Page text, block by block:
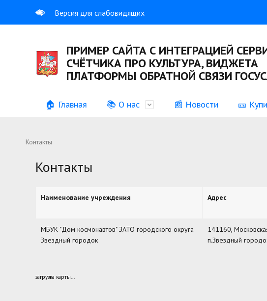
Версия для слабовидящих
ПРИМЕР САЙТА С ИНТЕГРАЦИЕЙ
СЧЁТЧИКА ПРО КУЛЬТУРА, ВИДЖЕТА
ПЛАТФОРМЫ ОБРАТНОЙ СВЯЗИ
🏠 Главная 📚 О нас
Общая информация
📰 Новости 🎫
Учредительные документы
Контакты
Контакты
Наименование учреждения Адрес
МБУК "Дом космонавтов" ЗАТО городского округа
Звездный городок
141160,
п.Звездный
загрузка карты...